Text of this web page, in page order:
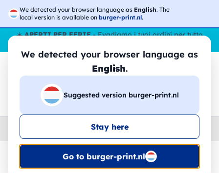
We detected your browser language as English. The
local version is available on burger-print.nl.
We detected your browser language as
English.
Suggested version burger-print.nl
Stay here
Go to burger-print.nl
☀️APERTI PER FERIE- Evadiamo i tuoi ordini per tutta
🔎 Cerca tra i prodotti
Alta visibilità e Lavoro
🔥 -30% Stampa DTF